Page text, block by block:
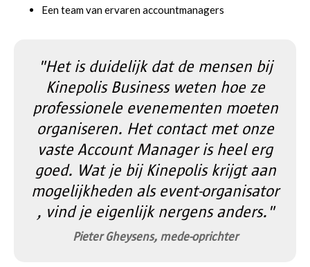
Een team van ervaren accountmanagers
"Het is duidelijk dat de mensen bij
Kinepolis Business weten hoe ze
professionele evenementen moeten
organiseren. Het contact met onze
vaste Account Manager is heel erg
goed. Wat je bij Kinepolis krijgt aan
mogelijkheden als event-organisator
, vind je eigenlijk nergens anders."
Pieter Gheysens, mede-oprichter